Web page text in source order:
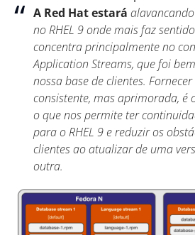
A Red Hat estará
no RHEL 9 onde mais faz
concentra principalmente no
Application Streams, que foi
nossa base de clientes.
consistente, mas aprimorada, é
o que nos permite ter
para o RHEL 9 e reduzir os
clientes ao atualizar de uma
outra.